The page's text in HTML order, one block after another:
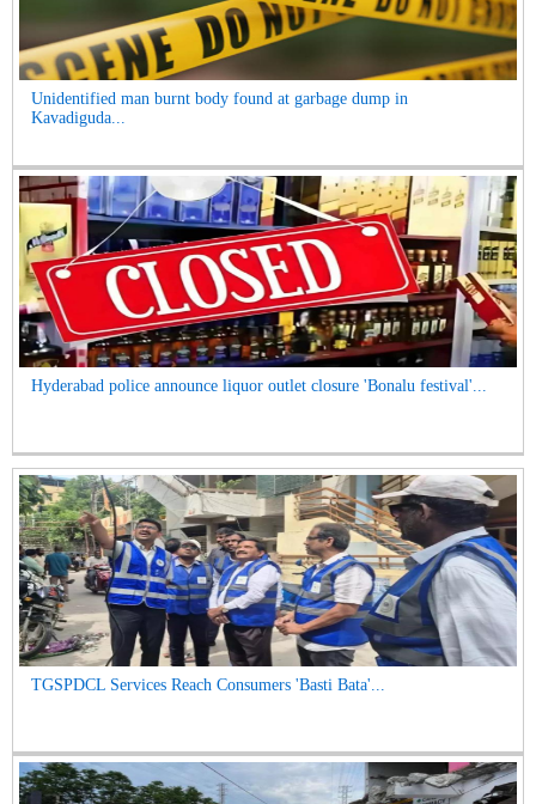
Unidentified man burnt body found at garbage dump in
Kavadiguda...
Hyderabad police announce liquor outlet closure 'Bonalu festival'...
TGSPDCL Services Reach Consumers 'Basti Bata'...